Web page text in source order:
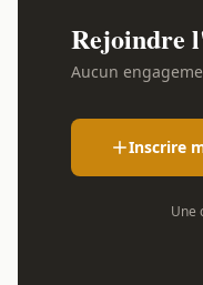
Rejoindre
Aucun
Inscrire
Une